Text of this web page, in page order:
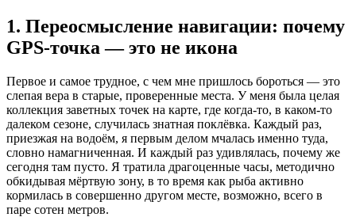
1. Переосмысление навигации: почему
GPS-точка — это не икона
Первое и самое трудное, с чем мне пришлось бороться — это
слепая вера в старые, проверенные места. У меня была целая
коллекция заветных точек на карте, где когда-то, в каком-то
далеком сезоне, случилась знатная поклёвка. Каждый раз,
приезжая на водоём, я первым делом мчалась именно туда,
словно намагниченная. И каждый раз удивлялась, почему же
сегодня там пусто. Я тратила драгоценные часы, методично
обкидывая мёртвую зону, в то время как рыба активно
кормилась в совершенно другом месте, возможно, всего в
паре сотен метров.